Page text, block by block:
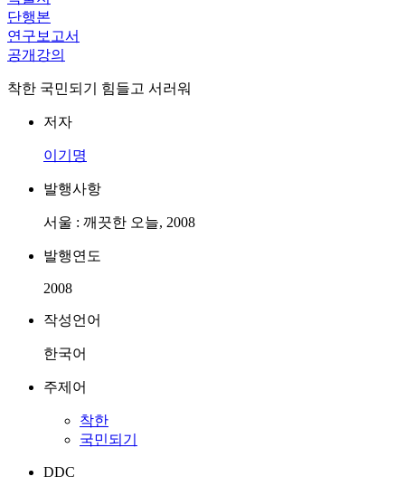
단행본
연구보고서
공개강의
착한 국민되기 힘들고 서러워
저자
이기명
발행사항
서울 : 깨끗한 오늘, 2008
발행연도
2008
작성언어
한국어
주제어
착한
국민되기
DDC